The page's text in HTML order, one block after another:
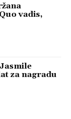
vadis,
za nagradu